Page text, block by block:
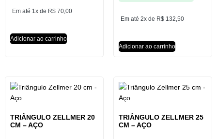
Em até 1x de R$ 70,00
Adicionar ao carrinho
Em até 2x de R$ 132,50
Adicionar ao carrinho
TRIÂNGULO ZELLMER 20
CM – AÇO
TRIÂNGULO ZELLMER 25
CM – AÇO